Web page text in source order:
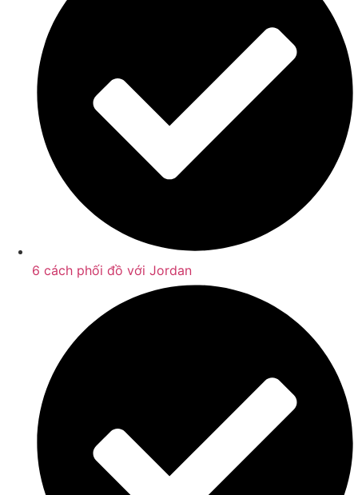
6 cách phối đồ với Jordan